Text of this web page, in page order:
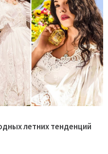
летних тенденций